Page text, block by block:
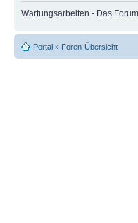
Wartungsarbeiten - Das
Portal » Foren-Übersicht